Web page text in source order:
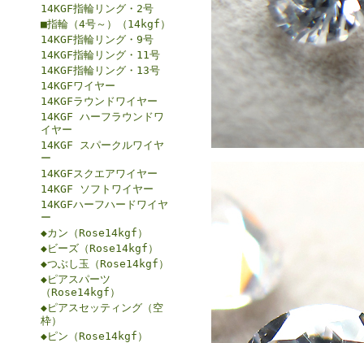
14KGF指輪リング・2号
■指輪（4号～）（14kgf）
14KGF指輪リング・9号
14KGF指輪リング・11号
14KGF指輪リング・13号
14KGFワイヤー
14KGFラウンドワイヤー
14KGF ハーフラウンドワ
イヤー
14KGF スパークルワイヤ
ー
14KGFスクエアワイヤー
14KGF ソフトワイヤー
14KGFハーフハードワイヤ
ー
◆カン（Rose14kgf）
◆ビーズ（Rose14kgf）
◆つぶし玉（Rose14kgf）
◆ピアスパーツ
（Rose14kgf）
◆ピアスセッティング（空
枠）
◆ピン（Rose14kgf）